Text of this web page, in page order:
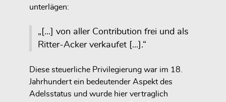
unterlägen:
„[...] von aller Contribution frei und als
Ritter-Acker verkaufet [...].“
Diese steuerliche Privilegierung war im 18.
Jahrhundert ein bedeutender Aspekt des
Adelsstatus und wurde hier vertraglich